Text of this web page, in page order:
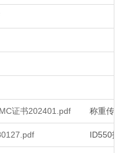
证书202401.pdf 称重传感
ID550技